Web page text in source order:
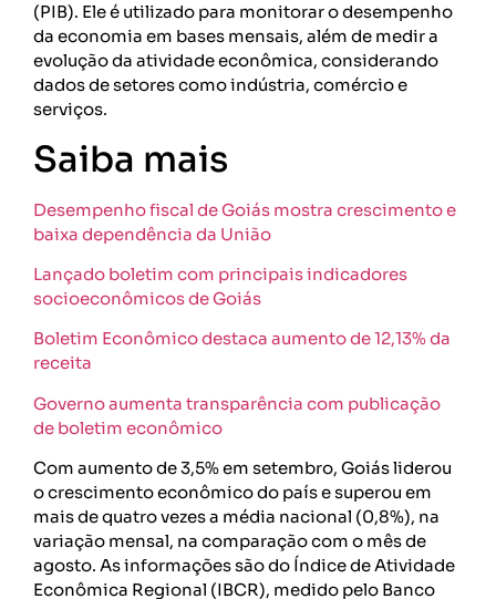
(PIB). Ele é utilizado para monitorar o desempenho
da economia em bases mensais, além de medir a
evolução da atividade econômica, considerando
dados de setores como indústria, comércio e
serviços.
Saiba mais
Desempenho fiscal de Goiás mostra crescimento e
baixa dependência da União
Lançado boletim com principais indicadores
socioeconômicos de Goiás
Boletim Econômico destaca aumento de 12,13% da
receita
Governo aumenta transparência com publicação
de boletim econômico
Com aumento de 3,5% em setembro, Goiás liderou
o crescimento econômico do país e superou em
mais de quatro vezes a média nacional (0,8%), na
variação mensal, na comparação com o mês de
agosto. As informações são do Índice de Atividade
Econômica Regional (IBCR), medido pelo Banco